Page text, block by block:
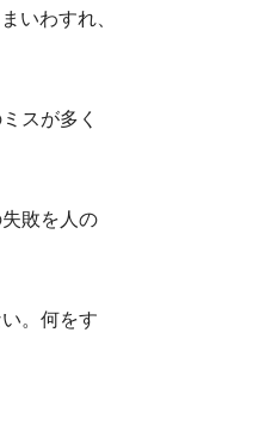
いわすれ、
スが多く
敗を人の
。何をす